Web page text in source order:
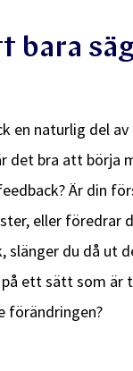
bara
en naturlig del
det bra att börja
Är din
eller föredrar
slänger du då ut
på ett sätt som
förändringen?